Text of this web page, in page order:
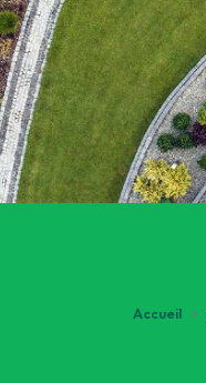
Accueil